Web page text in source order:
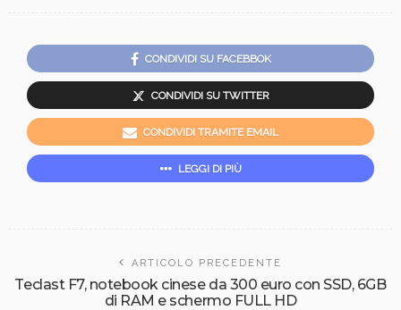
CONDIVIDI SU FACEBBOK
CONDIVIDI SU TWITTER
CONDIVIDI TRAMITE EMAIL
LEGGI DI PIÙ
ARTICOLO PRECEDENTE
Teclast F7, notebook cinese da 300 euro con SSD, 6GB
di RAM e schermo FULL HD